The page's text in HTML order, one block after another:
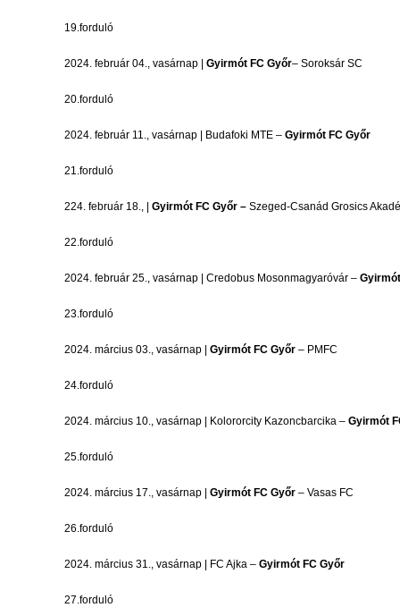
19.forduló
2024. február 04., vasárnap | Gyirmót FC Győr– Soroksár SC
20.forduló
2024. február 11., vasárnap | Budafoki MTE – Gyirmót FC Győr
21.forduló
224. február 18., | Gyirmót FC Győr – Szeged-Csanád Grosics
22.forduló
2024. február 25., vasárnap | Credobus Mosonmagyaróvár –
23.forduló
2024. március 03., vasárnap | Gyirmót FC Győr – PMFC
24.forduló
2024. március 10., vasárnap | Kolororcity Kazoncbarcika – Gyirmót
25.forduló
2024. március 17., vasárnap | Gyirmót FC Győr – Vasas FC
26.forduló
2024. március 31., vasárnap | FC Ajka – Gyirmót FC Győr
27.forduló